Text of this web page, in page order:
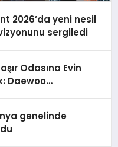
2026’da yeni nesil
sergiledi
Odasına Evin
Daewoo
genelinde